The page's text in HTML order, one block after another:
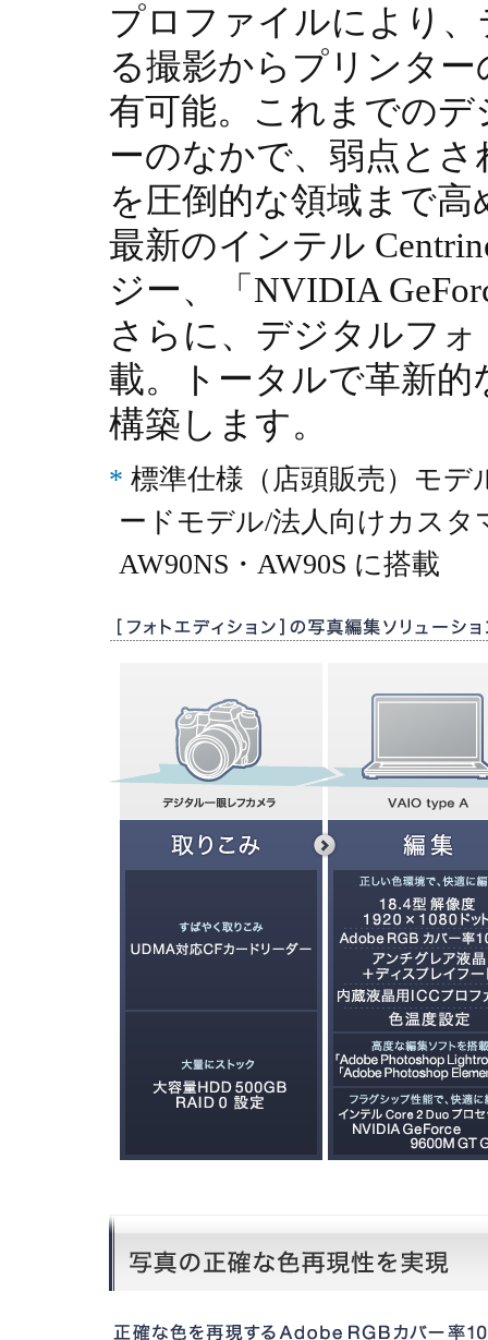
プロファイルにより
る撮影からプリンタ
有可能。これまでの
ーのなかで、弱点と
を圧倒的な領域まで
最新のインテル
ジー、「NVIDIA
さらに、デジタルフ
載。トータルで革新
構築します。
* 標準仕様（店頭販売）モデ
ードモデル/法人向けカスタ
AW90NS・AW90S に搭載